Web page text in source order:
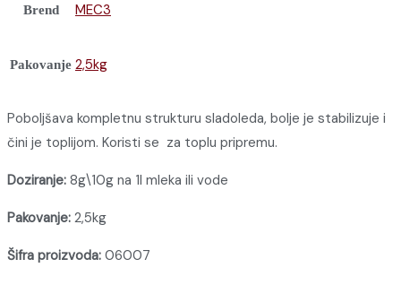
Brend MEC3
Pakovanje 2,5kg
Poboljšava kompletnu strukturu sladoleda, bolje je stabilizuje i
čini je toplijom. Koristi se za toplu pripremu.
Doziranje: 8g\10g na 1l mleka ili vode
Pakovanje: 2,5kg
Šifra proizvoda: 06007